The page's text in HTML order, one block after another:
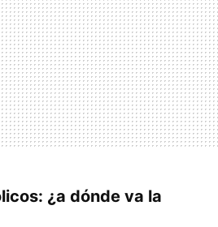
¿a dónde va la